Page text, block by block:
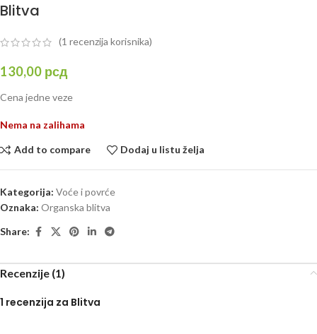
Blitva
(1 recenzija korisnika)
130,00 рсд
Cena jedne veze
Nema na zalihama
Add to compare Dodaj u listu želja
Kategorija: Voće i povrće
Oznaka: Organska blitva
Share:
Recenzije (1)
1 recenzija za Blitva